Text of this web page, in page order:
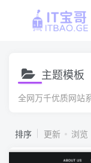
主题模板
全网万千优质网站
排序 更新 浏览